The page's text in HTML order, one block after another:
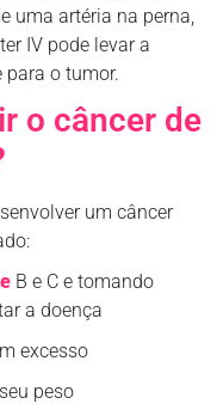
uma artéria na perna,
IV pode levar a
o tumor.
o câncer de
um câncer
B e C e tomando
a doença
excesso
peso